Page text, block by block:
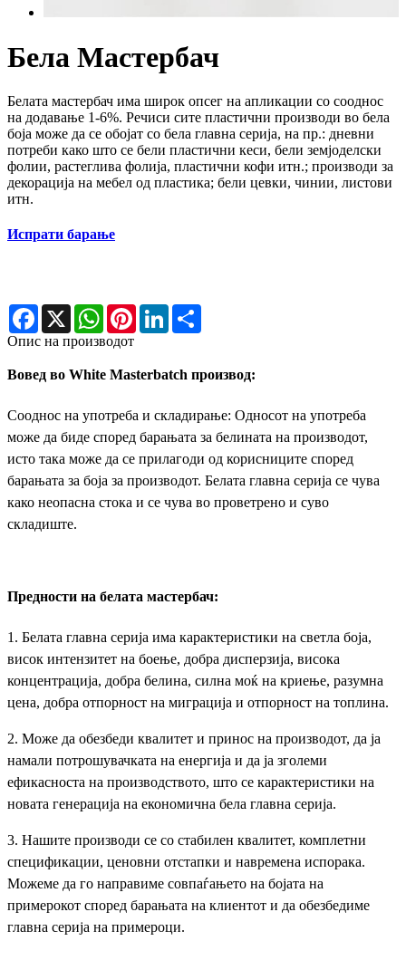
Бела Мастербач
Белата мастербач има широк опсег на апликации со сооднос
на додавање 1-6%. Речиси сите пластични производи во бела
боја може да се обојат со бела главна серија, на пр.: дневни
потреби како што се бели пластични кеси, бели земјоделски
фолии, растеглива фолија, пластични кофи итн.; производи за
декорација на мебел од пластика; бели цевки, чинии, листови
итн.
Испрати барање
Facebook
X WhatsAppPinterestLinkedIn
Опис на производот
Вовед во White Masterbatch производ:
Сооднос на употреба и складирање: Односот на употреба
може да биде според барањата за белината на производот,
исто така може да се прилагоди од корисниците според
барањата за боја за производот. Белата главна серија се чува
како неопасна стока и се чува во проветрено и суво
складиште.
Предности на белата мастербач:
1. Белата главна серија има карактеристики на светла боја,
висок интензитет на боење, добра дисперзија, висока
концентрација, добра белина, силна моќ на криење, разумна
цена, добра отпорност на миграција и отпорност на топлина.
2. Може да обезбеди квалитет и принос на производот, да ја
намали потрошувачката на енергија и да ја зголеми
ефикасноста на производството, што се карактеристики на
новата генерација на економична бела главна серија.
3. Нашите производи се со стабилен квалитет, комплетни
спецификации, ценовни отстапки и навремена испорака.
Можеме да го направиме совпаѓањето на бојата на
примерокот според барањата на клиентот и да обезбедиме
главна серија на примероци.